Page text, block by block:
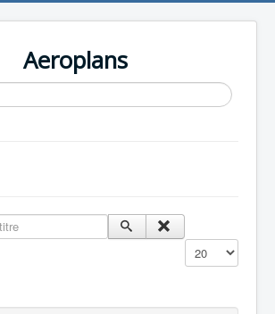
Aeroplans
Affichage #